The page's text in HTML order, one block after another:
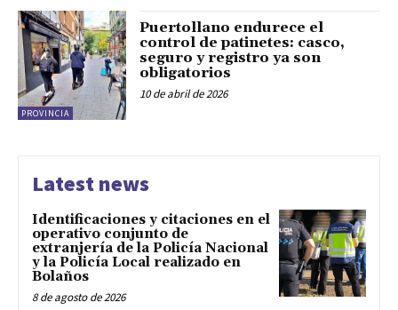
PROVINCIA
Puertollano endurece el
control de patinetes: casco,
seguro y registro ya son
obligatorios
10 de abril de 2026
Latest news
Identificaciones y citaciones en el
operativo conjunto de
extranjería de la Policía Nacional
y la Policía Local realizado en
Bolaños
8 de agosto de 2026